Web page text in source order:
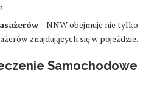
– NNW obejmuje nie tylko
znajdujących się w pojeździe.
Samochodowe